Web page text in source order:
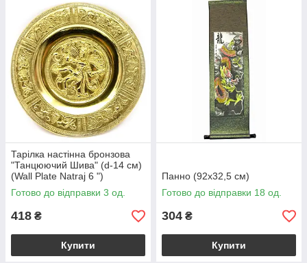
Тарілка настінна бронзова
"Танцюючий Шива" (d-14 см)
(Wall Plate Natraj 6 ")
Готово до відправки 3 од.
418 ₴
Купити
Панно (92х32,5 см)
Готово до відправки 18 од.
304 ₴
Купити